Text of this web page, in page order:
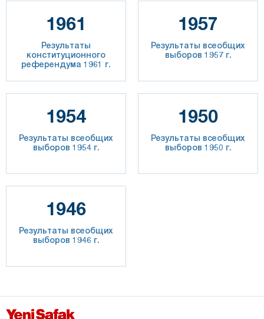
1961
Результаты
конституционного
референдума 1961 г.
1957
Результаты всеобщих
выборов 1957 г.
1954
Результаты всеобщих
выборов 1954 г.
1950
Результаты всеобщих
выборов 1950 г.
1946
Результаты всеобщих
выборов 1946 г.